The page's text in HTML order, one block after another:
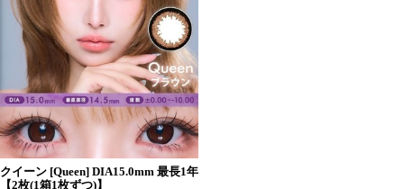
クイーン [Queen] DIA15.0mm 最長1年
【2枚(1箱1枚ずつ)】